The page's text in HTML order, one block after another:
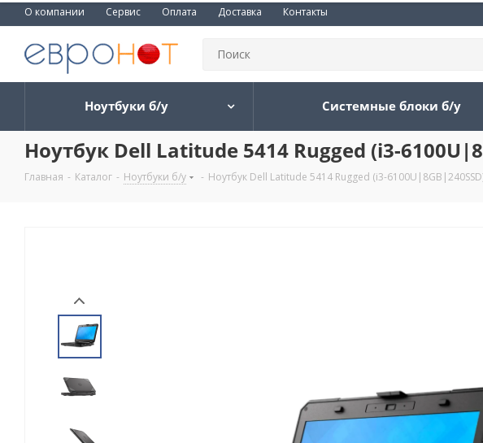
О компании Сервис Оплата Доставка Контакты
Ноутбуки б/у Системные блоки б/у
Ноутбук Dell Latitude 5414 Rugged (i3-
Главная - Каталог - Ноутбуки б/у - Ноутбук Dell Latitude 5414 Rugged (i3-